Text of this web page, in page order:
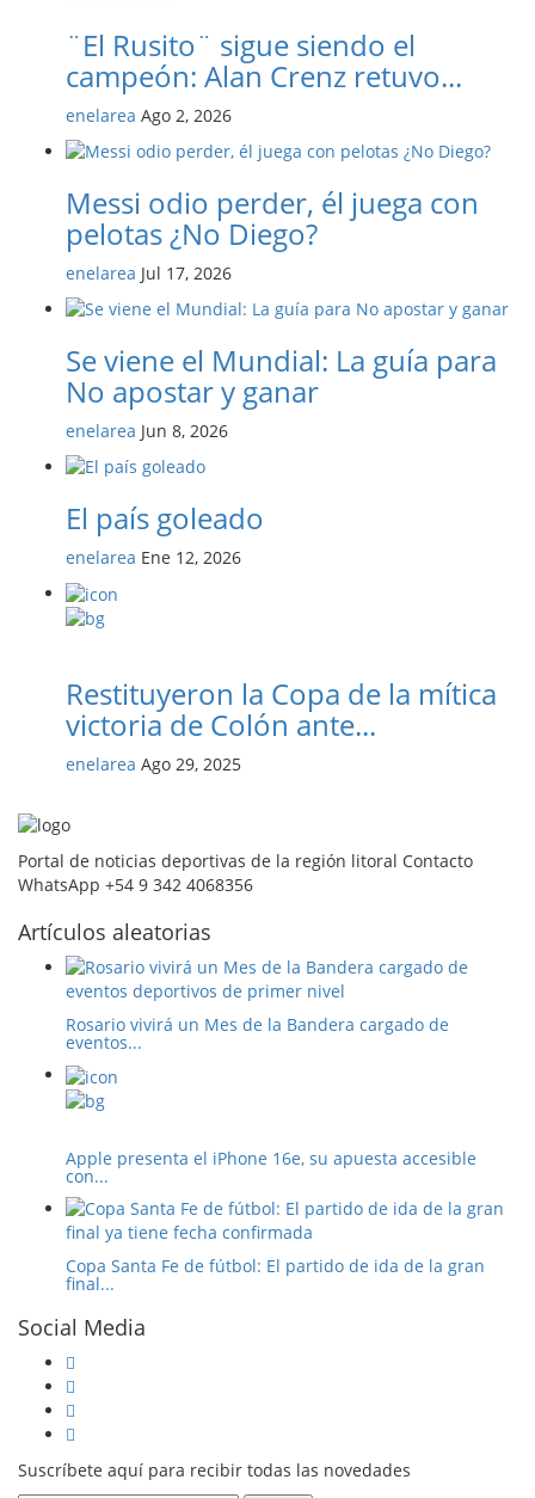
¨El Rusito¨ sigue siendo el
campeón: Alan Crenz retuvo...
enelarea Ago 2, 2026
Messi odio perder, él juega con
pelotas ¿No Diego?
enelarea Jul 17, 2026
Se viene el Mundial: La guía para
No apostar y ganar
enelarea Jun 8, 2026
El país goleado
enelarea Ene 12, 2026
Restituyeron la Copa de la mítica
victoria de Colón ante...
enelarea Ago 29, 2025
Portal de noticias deportivas de la región litoral Contacto
WhatsApp +54 9 342 4068356
Artículos aleatorias
Rosario vivirá un Mes de la Bandera cargado de
eventos...
Apple presenta el iPhone 16e, su apuesta accesible
con...
Copa Santa Fe de fútbol: El partido de ida de la gran
final...
Social Media
Suscríbete aquí para recibir todas las novedades